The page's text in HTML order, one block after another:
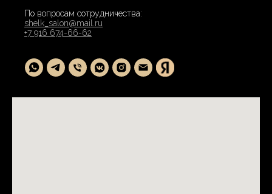
По вопросам сотрудничества:
shelk_salon@mail.ru
+7 916 674-66-62